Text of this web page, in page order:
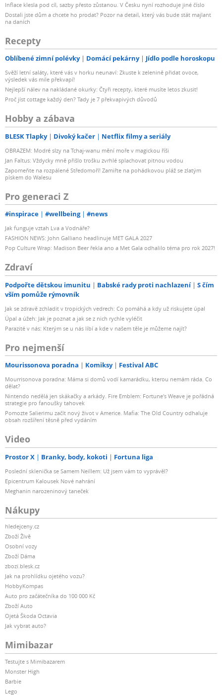
Inflace klesla pod cíl, sazby přesto zůstanou. V Česku nyní rozhoduje jiné číslo
Dostali jste dům a chcete ho prodat? Pozor na detail, který vás bude stát majlant
na daních
Recepty
Oblíbené zimní polévky Domácí pekárny Jídlo podle horoskopu
Svěží letní saláty, které vás v horku neunaví: Zkuste k zelenině přidat ovoce,
výsledek vás mile překvapí!
Nejlepší nálev na nakládané okurky: Čtyři recepty, které musíte letos zkusit!
Proč jíst cottage každý den? Tady je 7 překvapivých důvodů
Hobby a zábava
BLESK Tlapky Divoký kačer Netflix filmy a seriály
OBRAZEM: Modré slzy na Tchaj-wanu mění moře v magickou říši
Jan Faltus: Vždycky mně přišlo trošku zvrhlé splachovat pitnou vodou
Zapomeňte na rozpálené Středomoří! Zamiřte na pohádkovou pláž se zlatým
pískem do Walesu
Pro generaci Z
#inspirace #wellbeing #news
Jak funguje vztah Lva a Vodnáře?
FASHION NEWS: John Galliano headlinuje MET GALA 2027
Pop Culture Wrap: Madison Beer řekla ano a Met Gala odhalilo téma pro rok 2027!
Zdraví
Podpořte dětskou imunitu Babské rady proti nachlazení
S čím
vším pomůže rýmovník
Jak se zdravě zchladit v tropických vedrech: Co pomáhá a kdy už riskujete úpal
Úpal a úžeh: Jak je poznat a jak se z nich rychle vyléčit
Parazité v nás: Kterým se u nás líbí a kde v našem těle je můžeme najít?
Pro nejmenší
Mourissonova poradna Komiksy Festival ABC
Mourrisonova poradna: Máma si domů vodí kamarádku, kterou nemám ráda. Co
dělat?
Nintendo nedělá jen skákačky a arkády. Fire Emblem: Fortune's Weave je pořádná
strategie pro fanoušky tahovek
Pomozte Salierimu začít nový život v Americe. Mafia: The Old Country odhaluje
obsah rozšíření těsně před vydáním
Video
Prostor X Branky, body, kokoti Fortuna liga
Poslední sklenička se Samem Neillem: Už jsem vám to vyprávěl?
Epicentrum Kalousek Nové nahrání
Meghanin narozeninový taneček
Nákupy
hledejceny.cz
Zboží Živě
Osobní vozy
Zboží Dáma
zbozi.blesk.cz
Jak na prohlídku ojetého vozu?
HobbyKompas
Auto pro začátečníka do 100 000 Kč
Zboží Auto
Ojetá Škoda Octavia
Jak vybrat auto?
Mimibazar
Testujte s Mimibazarem
Monster High
Barbie
Lego